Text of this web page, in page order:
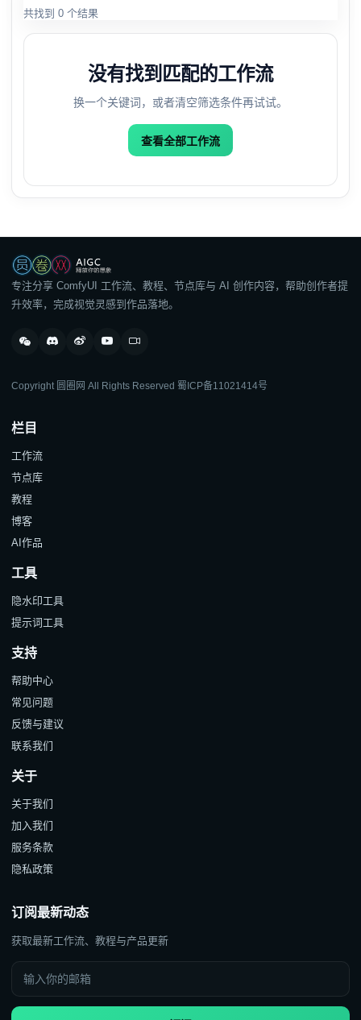
共找到 0 个结果
没有找到匹配的工作流
换一个关键词，或者清空筛选条件再试试。
查看全部工作流
专注分享 ComfyUI 工作流、教程、节点库与 AI 创作内容，帮助创作者提
升效率，完成视觉灵感到作品落地。
Copyright 圆圈网 All Rights Reserved 蜀ICP备11021414号
栏目
工作流
节点库
教程
博客
AI作品
工具
隐水印工具
提示词工具
支持
帮助中心
常见问题
反馈与建议
联系我们
关于
关于我们
加入我们
服务条款
隐私政策
订阅最新动态
获取最新工作流、教程与产品更新